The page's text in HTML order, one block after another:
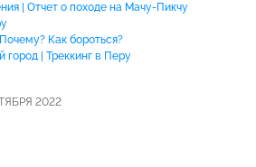
| Отчет о походе на Мачу-Пикчу
Как бороться?
город | Треккинг в Перу
2022